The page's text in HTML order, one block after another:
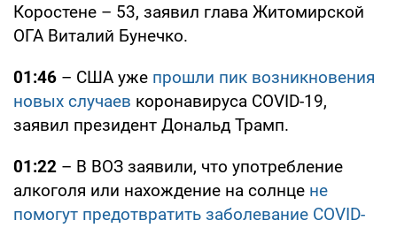
Коростене – 53, заявил глава Житомирской
ОГА Виталий Бунечко.
01:46 – США уже прошли пик возникновения
новых случаев коронавируса COVID-19,
заявил президент Дональд Трамп.
01:22 – В ВОЗ заявили, что употребление
алкоголя или нахождение на солнце не
помогут предотвратить заболевание COVID-